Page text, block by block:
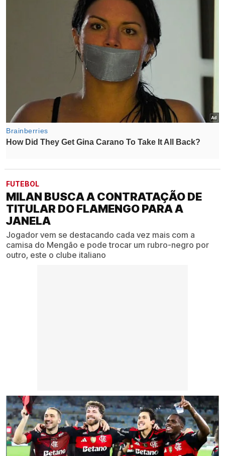
FUTEBOL
MILAN BUSCA A CONTRATAÇÃO DE
TITULAR DO FLAMENGO PARA A
JANELA
Jogador vem se destacando cada vez mais com a
camisa do Mengão e pode trocar um rubro-negro por
outro, este o clube italiano